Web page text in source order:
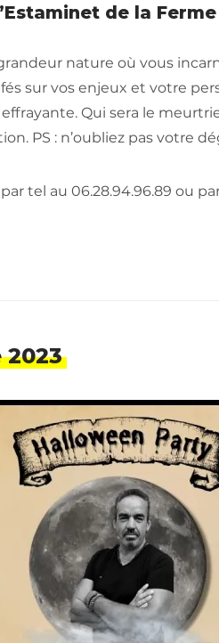
de la
nature où vous
sur vos enjeux et votre
Qui sera le
PS : n’oubliez pas votre
tel au 06.28.94.96.89 ou